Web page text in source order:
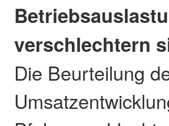
verschlechtern
Die Beurteilung